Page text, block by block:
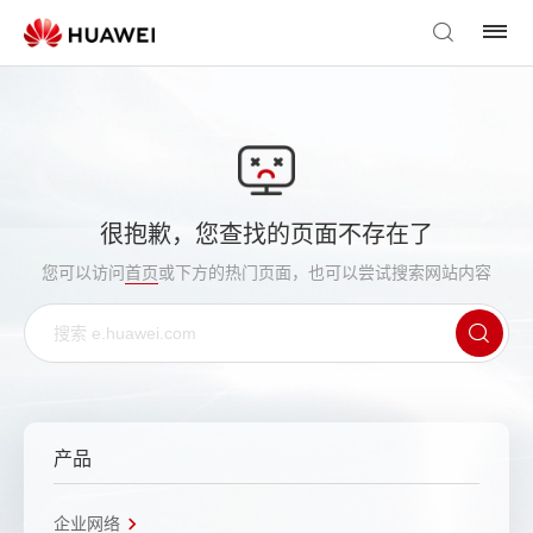
很抱歉，您查找的页面不存在了
您可以访问首页或下方的热门页面，也可以尝试搜索网站内容
产品
企业网络